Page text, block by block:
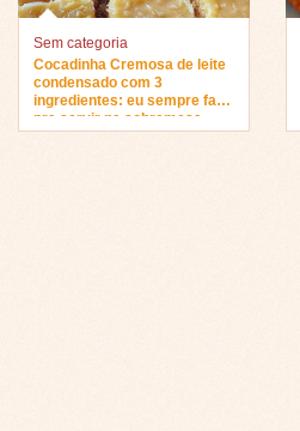
Sem categoria
Cocadinha Cremosa de leite
condensado com 3
ingredientes: eu sempre faço
pra servir na sobremesa…